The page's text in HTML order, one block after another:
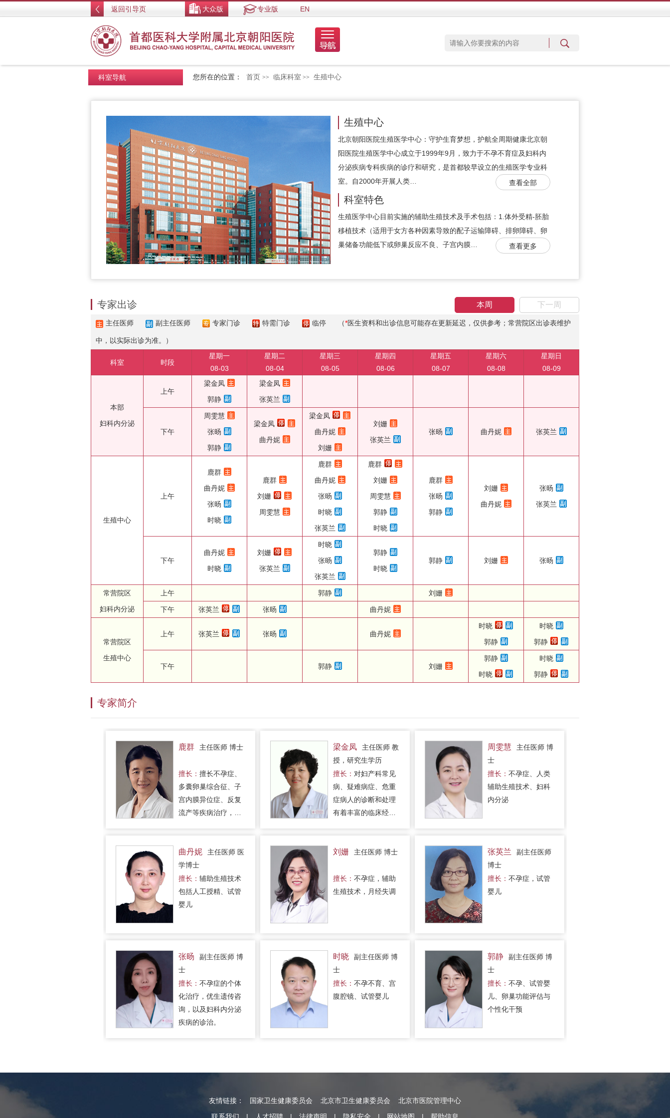
返回引导页 大众版 专业版 EN
您所在的位置： 首页 >> 临床科室 >> 生殖中心
科室导航
生殖中心
北京朝阳医院生殖医学中心：守护生育梦想，护航全周期健康北京朝
阳医院生殖医学中心成立于1999年9月，致力于不孕不育症及妇科内
分泌疾病专科疾病的诊疗和研究，是首都较早设立的生殖医学专业科
室。自2000年开展人类…
查看全部
科室特色
生殖医学中心目前实施的辅助生殖技术及手术包括：1.体外受精-胚胎
移植技术（适用于女方各种因素导致的配子运输障碍、排卵障碍、卵
巢储备功能低下或卵巢反应不良、子宫内膜…
查看更多
本周 下一周
专家出诊
主任医师 副主任医师 专家门诊 特需门诊 临停 （*医生资料和出诊信息可能存在更新延迟，仅供参考；常营院区出诊表维护
中，以实际出诊为准。）
科室 时段
星期一
08-03
星期二
08-04
星期三
08-05
星期四
08-06
星期五
08-07
星期六
08-08
星期日
08-09
本部
妇科内分泌
上午
梁金凤
郭静
梁金凤
张英兰
下午
周雯慧
张旸
郭静
梁金凤
曲丹妮
梁金凤
曲丹妮
刘姗
刘姗
张英兰
张旸 曲丹妮 张英兰
生殖中心
上午
鹿群
曲丹妮
张旸
时晓
鹿群
刘姗
周雯慧
鹿群
曲丹妮
张旸
时晓
张英兰
鹿群
刘姗
周雯慧
郭静
时晓
鹿群
张旸
郭静
刘姗
曲丹妮
张旸
张英兰
下午
曲丹妮
时晓
刘姗
张英兰
时晓
张旸
张英兰
郭静
时晓
郭静 刘姗 张旸
常营院区
妇科内分泌
上午 郭静 刘姗
下午 张英兰 张旸 曲丹妮
常营院区
生殖中心
上午 张英兰 张旸 曲丹妮
时晓
郭静
时晓
郭静
下午 郭静 刘姗
郭静
时晓
时晓
郭静
专家简介
鹿群 主任医师 博士
擅长： 擅长不孕症、
多囊卵巢综合征、子
宫内膜异位症、反复
流产等疾病治疗，尤
助生殖技术。
梁金凤
主任医师 教
授，研究生学历
擅长： 对妇产科常见
病、疑难病症、危重
症病人的诊断和处理
有着丰富的临床经
周雯慧
主任医师 博
士
擅长： 不孕症、人类
辅助生殖技术、妇科
内分泌
曲丹妮
主任医师 医
学博士
擅长： 辅助生殖技术
包括人工授精、试管
婴儿
刘姗 主任医师 博士
擅长： 不孕症，辅助
生殖技术，月经失调
张英兰
副主任医师
博士
擅长： 不孕症，试管
婴儿
张旸
副主任医师 博
士
擅长： 不孕症的个体
化治疗，优生遗传咨
询，以及妇科内分泌
疾病的诊治。
时晓
副主任医师 博
士
擅长： 不孕不育、宫
腹腔镜、试管婴儿
郭静
副主任医师 博
士
擅长： 不孕、试管婴
儿、卵巢功能评估与
个性化干预
友情链接： 国家卫生健康委员会 北京市卫生健康委员会
北京市医院管理中心